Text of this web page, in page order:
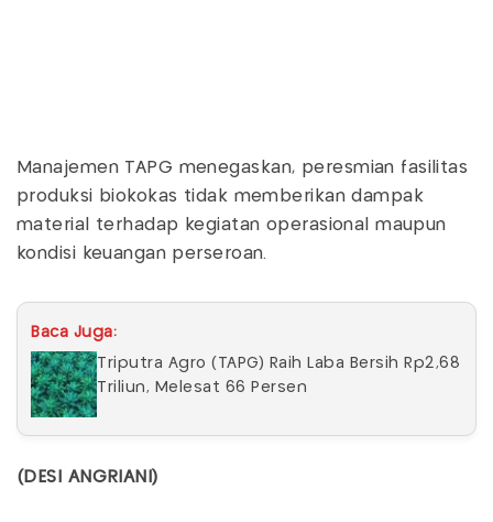
Manajemen TAPG menegaskan, peresmian fasilitas
produksi biokokas tidak memberikan dampak
material terhadap kegiatan operasional maupun
kondisi keuangan perseroan.
Baca Juga:
Triputra Agro (TAPG) Raih Laba Bersih Rp2,68
Triliun, Melesat 66 Persen
(DESI ANGRIANI)